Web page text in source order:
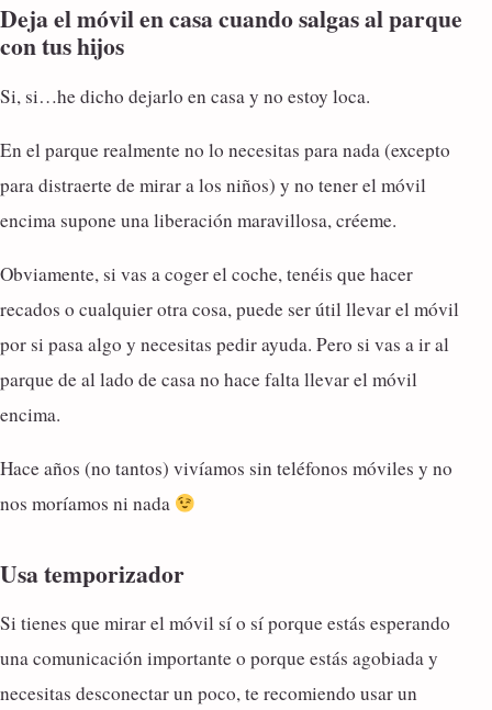
Deja el móvil en casa cuando salgas al parque
con tus hijos
Si, si…he dicho dejarlo en casa y no estoy loca.
En el parque realmente no lo necesitas para nada (excepto
para distraerte de mirar a los niños) y no tener el móvil
encima supone una liberación maravillosa, créeme.
Obviamente, si vas a coger el coche, tenéis que hacer
recados o cualquier otra cosa, puede ser útil llevar el móvil
por si pasa algo y necesitas pedir ayuda. Pero si vas a ir al
parque de al lado de casa no hace falta llevar el móvil
encima.
Hace años (no tantos) vivíamos sin teléfonos móviles y no
nos moríamos ni nada
Usa temporizador
Si tienes que mirar el móvil sí o sí porque estás esperando
una comunicación importante o porque estás agobiada y
necesitas desconectar un poco, te recomiendo usar un